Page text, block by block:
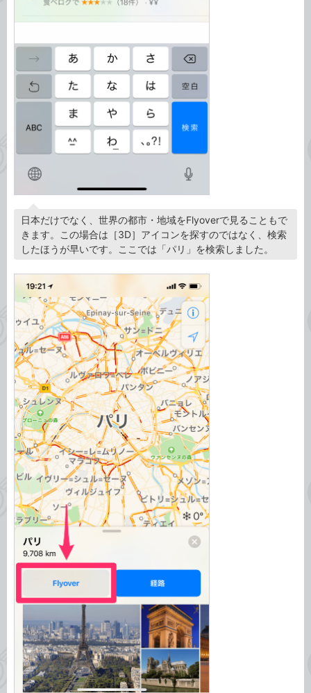
日本だけでなく、世界の都市・地域をFlyoverで見ることもで
きます。この場合は［3D］アイコンを探すのではなく、検索
したほうが早いです。ここでは「パリ」を検索しました。